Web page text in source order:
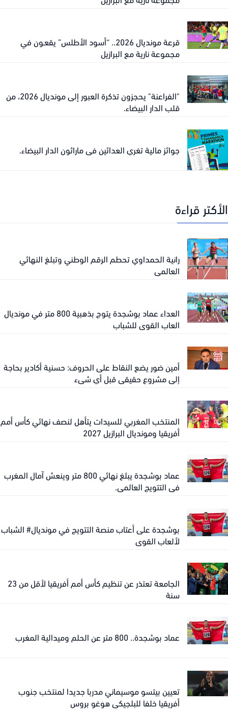
قرعة مونديال 2026.. “أسود الأطلس” يقعـون في
مجموعة نارية مع البرازيل
"الفراعنة" يحجزون تذكرة العبور إلى مونديال 2026، من
قلب الدار البيضاء.
جوائز مالية تغري العدائين في ماراثون الدار البيضاء.
قراءة
رانية الحمداوي تحطم الرقم الوطني وتبلغ النهائي
العالمي
العداء عماد بوشجدة يتوج بذهبية 800 متر في مونديال
العاب القوى للشباب
أمين ضور يضع النقاط على الحروف: حسنية أكادير بحاجة
إلى مشروع حقيقي قبل أي شيء
المنتخب المغربي للسيدات يتأهل لنصف نهائي كأس أمم
أفريقيا ومونديال البرازيل 2027
عماد بوشجدة يبلغ نهائي 800 متر وينعش آمال المغرب
في التتويج العالمي.
بوشجدة على أعتاب منصة التتويج في مونديال# الشباب
لألعاب القوى
الجامعة تعتذر عن تنظيم كأس أمم أفريقيا لأقل من 23
سنة
عماد بوشجدة.. 800 متر عن الحلم وميدالية المغرب
تعيين بيتسو موسيماني مدربا جديدا لمنتخب جنوب
أفريقيا خلفا للبلجيكي هوغو بروس